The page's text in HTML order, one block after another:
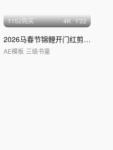
边框
1152购买 4K 1'22
2026马春节锦鲤开门红剪纸片头主KV
AE模板 三级书童